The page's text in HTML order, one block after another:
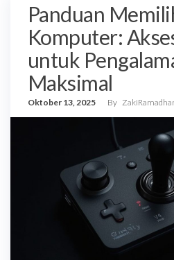
Panduan
Komputer:
untuk
Maksimal
Oktober 13, 2025 By